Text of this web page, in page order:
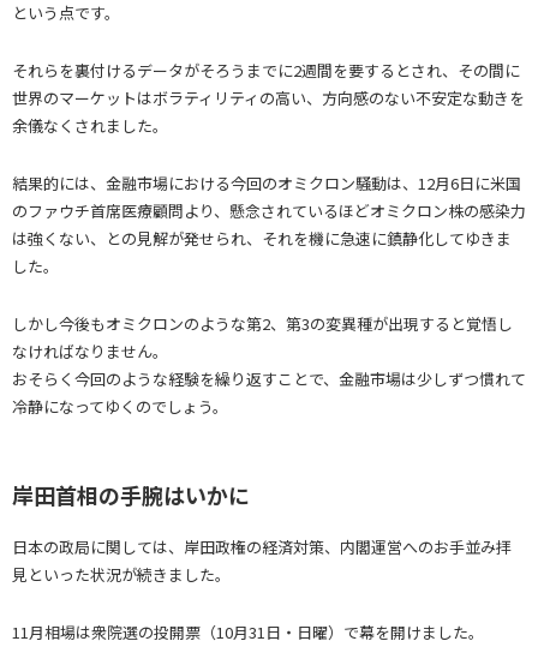
という点です。
それらを裏付けるデータがそろうまでに2週間を要するとされ、その間に
世界のマーケットはボラティリティの高い、方向感のない不安定な動きを
余儀なくされました。
結果的には、金融市場における今回のオミクロン騒動は、12月6日に米国
のファウチ首席医療顧問より、懸念されているほどオミクロン株の感染力
は強くない、との見解が発せられ、それを機に急速に鎮静化してゆきま
した。
しかし今後もオミクロンのような第2、第3の変異種が出現すると覚悟し
なければなりません。
おそらく今回のような経験を繰り返すことで、金融市場は少しずつ慣れて
冷静になってゆくのでしょう。
岸田首相の手腕はいかに
日本の政局に関しては、岸田政権の経済対策、内閣運営へのお手並み拝
見といった状況が続きました。
11月相場は衆院選の投開票（10月31日・日曜）で幕を開けました。